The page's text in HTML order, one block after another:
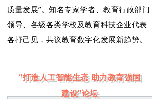
质量发展”。知名专家学者、教育行政部门
领导、各级各类学校及教育科技企业代表
各抒己见，共议教育数字化发展新趋势。
“打造人工智能生态 助力教育强国
建设”论坛